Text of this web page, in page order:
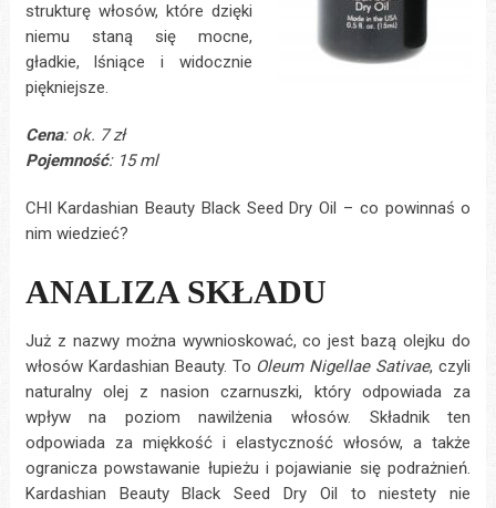
strukturę włosów, które dzięki
niemu staną się mocne,
gładkie, lśniące i widocznie
piękniejsze.
Cena: ok. 7 zł
Pojemność: 15 ml
CHI Kardashian Beauty Black Seed Dry Oil – co powinnaś o
nim wiedzieć?
ANALIZA SKŁADU
Już z nazwy można wywnioskować, co jest bazą olejku do
włosów Kardashian Beauty. To Oleum Nigellae Sativae, czyli
naturalny olej z nasion czarnuszki, który odpowiada za
wpływ na poziom nawilżenia włosów. Składnik ten
odpowiada za miękkość i elastyczność włosów, a także
ogranicza powstawanie łupieżu i pojawianie się podrażnień.
Kardashian Beauty Black Seed Dry Oil to niestety nie